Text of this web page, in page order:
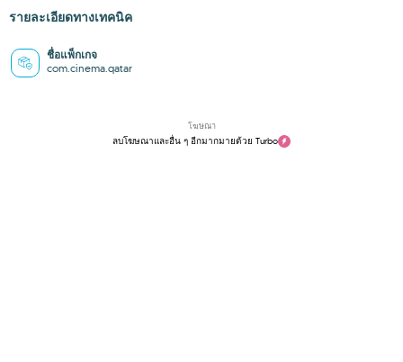
รายละเอียดทางเทคนิค
ชื่อแพ็กเกจ
com.cinema.qatar
โฆษณา
ลบโฆษณาและอื่น ๆ อีกมากมายด้วย Turbo